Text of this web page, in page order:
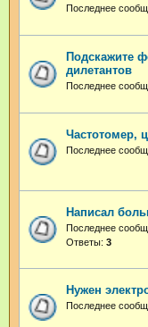
Последнее
Подскажите
дилетантов
Последнее
Частотомер,
Последнее
Написал
Последнее
Ответы: 3
Нужен
Последнее